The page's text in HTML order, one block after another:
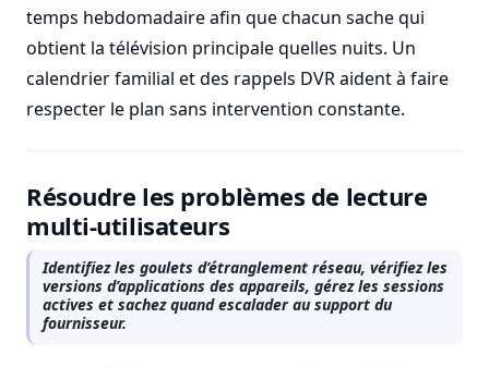
temps hebdomadaire afin que chacun sache qui
obtient la télévision principale quelles nuits. Un
calendrier familial et des rappels DVR aident à faire
respecter le plan sans intervention constante.
Résoudre les problèmes de lecture
multi-utilisateurs
Identifiez les goulets d’étranglement réseau, vérifiez les
versions d’applications des appareils, gérez les sessions
actives et sachez quand escalader au support du
fournisseur.